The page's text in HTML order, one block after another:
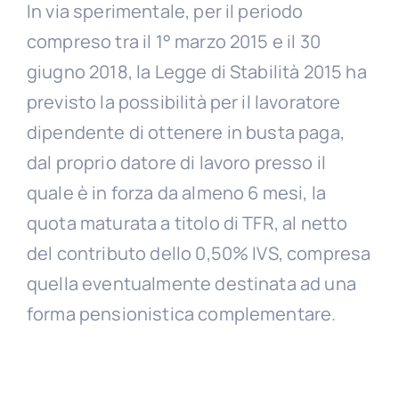
In via sperimentale, per il periodo
compreso tra il 1° marzo 2015 e il 30
giugno 2018, la Legge di Stabilità 2015 ha
previsto la possibilità per il lavoratore
dipendente di ottenere in busta paga,
dal proprio datore di lavoro presso il
quale è in forza da almeno 6 mesi, la
quota maturata a titolo di TFR, al netto
del contributo dello 0,50% IVS, compresa
quella eventualmente destinata ad una
forma pensionistica complementare.